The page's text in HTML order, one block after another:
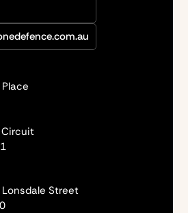
Circuit
Street